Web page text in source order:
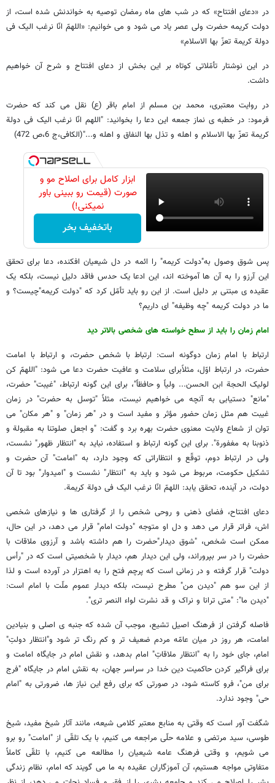
در «دعای افتتاح» که در شب های ماه رمضان توصیه به خواندنش شده است، از
دولت کریمه حضرت ولی عصر یاد می شود و می خوانیم: «اللهمّ انّا نرغب الیک فی
دولة کریمة تعزّ بها الاسلام»
در این نوشتار تأمّلاتی کوتاه بر این بخش از دعای افتتاح و شرح آن خواهیم
داشت.
در روایت معتبری، محمد بن مسلم از امام باقر (ع) نقل می کند که حضرت
فرمود: در خطبه ی نماز جمعه این دعا را بخوانید: "اللهم انّا نرغب الیک فی دولة
کریمة تعزّ بها الاسلام و اهله و تذل بها النفاق و اهله و..."(الکافی،ج 6،ص 472)
ابزار کامل برای اصلاح مو و
صورت (قیمت رو ببینی باور
نمیکنی!)
باتخفیف بخر
پس شوق وصول به"دولت کریمه" را ائمه در دل شیعیان افکنده، دعا برای تحقق
این آرزو را به آن ها آموخته اند، این ادعا یک حدس فاقد دلیل نیست، بلکه یک
عقیده ی مبتنی بر دلیل است. از این رو باید تأمّل کرد که "دولت کریمه"چیست؟ و
ما در دولت کریمه "چه وظیفه" ای داریم؟
امام زمان را باید از سطح خواسته های شخصی بالاتر دید
ارتباط با امام زمان دوگونه است: ارتباط با شخص حضرت، و ارتباط با امامت
حضرت، در ارتباط اوّل، مثلاًبرای سلامت و عافیت حضرت دعا می شود: "اللهمّ کن
لولیک الحجة ابن الحسن... ولیاً و حافظاً"، برای این گونه ارتباط، "غیبت" حضرت،
"مانع" دستیابی به آنچه می خواهیم نیست، مثلاً "توسل به حضرت" در زمان
غیبت هم مثل زمان حضور مؤثر و مفید است و در "هر زمان" و "هر مکان" می
توان از شعاع ولایت معنوی حضرت بهره برد و گفت: "و اجعل صلوتنا به مقبولة و
ذنوبنا به مغفورة". برای این گونه ارتباط و استفاده، نباید به "انتظار ظهور" نشست،
ولی در ارتباط دوم، توقّع و انتظاراتی که وجود دارد، به "امامت" آن حضرت و
تشکیل حکومت، مربوط می شود و باید به "انتظار" نشست و "امیدوار" بود تا آن
دولت، در آینده، تحقق یابد: اللهمّ انّا نرغب الیک فی دولة کریمة.
دعای افتتاح، فضای ذهنی و روحی شخص را از گرفتاری ها و نیازهای شخصی
اش، فراتر قرار می دهد و دل او متوجه "دولت امام" قرار می دهد، در این حال،
ممکن است شخص، "شوق دیدار"حضرت را هم داشته باشد و آرزوی ملاقات با
حضرت را در سر بپروراند، ولی این دیدار هم، دیدار با شخصیتی است که در "رأس
دولت" قرار گرفته و در زمانی است که پرچم فتح را به اهتزار در آورده است و لذا
از این سو هم "دیدن من" مطرح نیست، بلکه دیدار عموم ملّت با امام است:
"دیدن ما": "متی ترانا و نراک و قد نشرت لواء النصر تری".
فاصله گرفتن از فرهنگ اصیل تشیع، موجب آن شده که جنبه ی اصلی و بنیادین
امامت، هر روز در میان عامّه مردم ضعیف تر و کم رنگ تر شود و"انتظار دولتِ"
امام، جای خود را به "انتظار ملاقاتِ" امام بدهد، و نقش امام در جایگاه امامت و
برای فراگیر کردن حاکمیت دین خدا در سراسر جهان، به نقش امام در جایگاه "فرج
برای من"، فرو کاسته شود، در صورتی که برای رفع این نیاز ها، ضرورتی به "امام
حی" وجود ندارد.
شگفت آور است که وقتی به منابع معتبر کلامی شیعه، مانند آثار شیخ مفید، شیخ
طوسی، سید مرتضی و علامه حلّی مراجعه می کنیم، با یک تلقّی از "امامت" رو برو
می شویم، و وقتی فرهنگ عامه شیعیان را مطالعه می کنیم، با تلقّی کاملاً
متفاوتی مواجه هستیم، آن آموزگاران عقیده به ما می گویند که امام، نظام زندگی